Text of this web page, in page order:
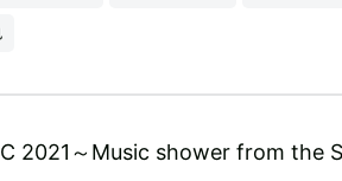
2021～Music shower from the